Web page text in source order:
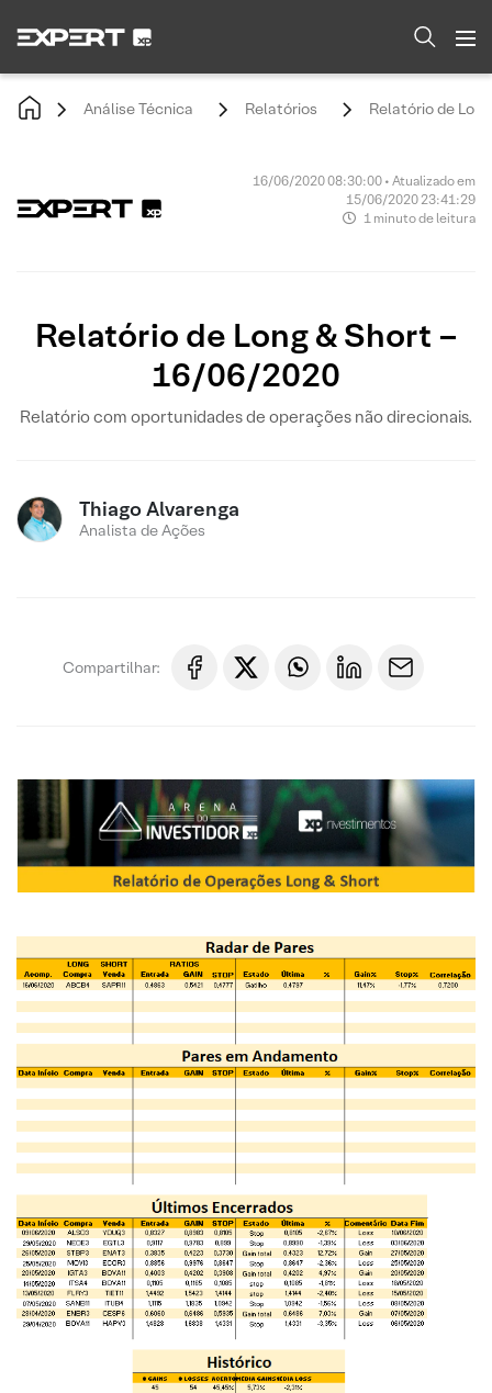
Análise Técnica Relatórios Relatório de
16/06/2020 08:30:00 • Atualizado em
15/06/2020 23:41:29
1 minuto de leitura
Relatório de Long & Short –
16/06/2020
Relatório com oportunidades de operações não direcionais.
Thiago Alvarenga
Analista de Ações
Compartilhar: